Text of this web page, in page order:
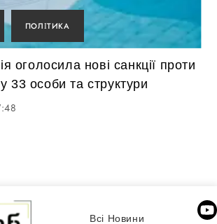
ПОЛІТИКА
оголосила нові санкції проти
33 особи та структури
Всі Новини